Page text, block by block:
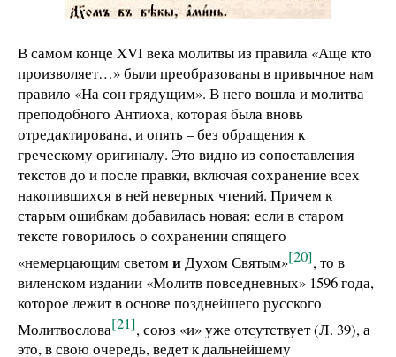
В самом конце XVI века молитвы из правила «Аще кто
произволяет…» были преобразованы в привычное нам
правило «На сон грядущим». В него вошла и молитва
преподобного Антиоха, которая была вновь
отредактирована, и опять – без обращения к
греческому оригиналу. Это видно из сопоставления
текстов до и после правки, включая сохранение всех
накопившихся в ней неверных чтений. Причем к
старым ошибкам добавилась новая: если в старом
тексте говорилось о сохранении спящего
«немерцающим светомиДухом Святым»[20], то в
виленском издании «Молитв повседневных» 1596 года,
которое лежит в основе позднейшего русского
Молитвослова[21], союз «и» уже отсутствует (Л. 39), а
это, в свою очередь, ведет к дальнейшему